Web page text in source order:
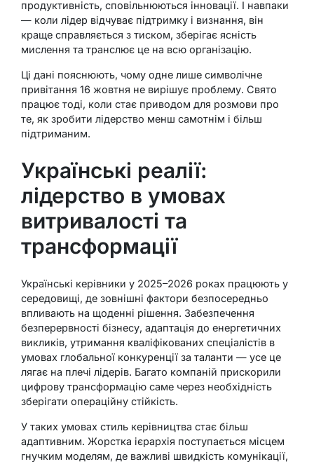
продуктивність, сповільнюються інновації. І навпаки
— коли лідер відчуває підтримку і визнання, він
краще справляється з тиском, зберігає ясність
мислення та транслює це на всю організацію.
Ці дані пояснюють, чому одне лише символічне
привітання 16 жовтня не вирішує проблему. Свято
працює тоді, коли стає приводом для розмови про
те, як зробити лідерство менш самотнім і більш
підтриманим.
Українські реалії:
лідерство в умовах
витривалості та
трансформації
Українські керівники у 2025–2026 роках працюють у
середовищі, де зовнішні фактори безпосередньо
впливають на щоденні рішення. Забезпечення
безперервності бізнесу, адаптація до енергетичних
викликів, утримання кваліфікованих спеціалістів в
умовах глобальної конкуренції за таланти — усе це
лягає на плечі лідерів. Багато компаній прискорили
цифрову трансформацію саме через необхідність
зберігати операційну стійкість.
У таких умовах стиль керівництва стає більш
адаптивним. Жорстка ієрархія поступається місцем
гнучким моделям, де важливі швидкість комунікації,